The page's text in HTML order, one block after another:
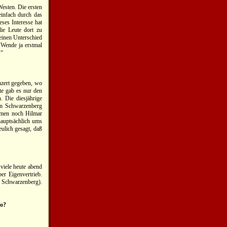
Die ersten
durch das
Interesse hat
Leute dort zu
Unterschied
ja erstmal
gegeben, wo
gab es nur den
Die diesjährige
Schwarzenberg
noch Hilmar
ums
gesagt, daß
heute abend
Eigenvertrieb.